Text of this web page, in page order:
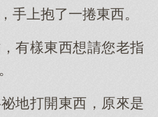
手上抱了一捲東西。
有樣東西想請您老指
地打開東西，原來是